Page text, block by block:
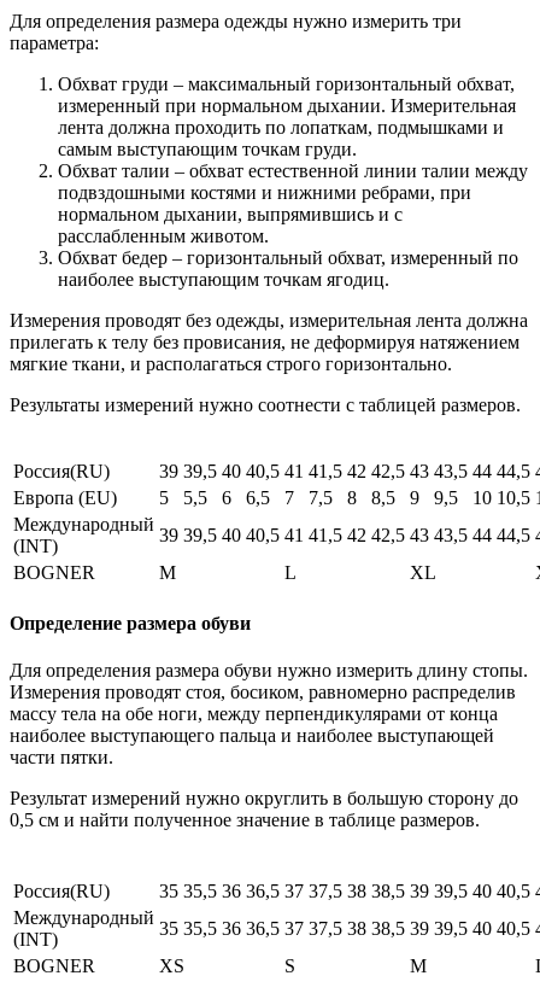
Для определения размера одежды нужно измерить три
параметра:
Обхват груди – максимальный горизонтальный обхват,
измеренный при нормальном дыхании. Измерительная
лента должна проходить по лопаткам, подмышками и
самым выступающим точкам груди.
Обхват талии – обхват естественной линии талии между
подвздошными костями и нижними ребрами, при
нормальном дыхании, выпрямившись и с
расслабленным животом.
Обхват бедер – горизонтальный обхват, измеренный по
наиболее выступающим точкам ягодиц.
Измерения проводят без одежды, измерительная лента должна
прилегать к телу без провисания, не деформируя натяжением
мягкие ткани, и располагаться строго горизонтально.
Результаты измерений нужно соотнести с таблицей размеров.
Россия(RU) 39 39,5 40 40,5 41 41,5 42 42,5 43 43,5 44 44,5
Европа (EU)
5 5,5 6 6,5 7 7,5 8 8,5 9 9,5 10 10,5
Международный
(INT)
39 39,5 40 40,5 41 41,5 42 42,5 43 43,5 44 44,5
BOGNER
M L XL
Определение размера обуви
Для определения размера обуви нужно измерить длину стопы.
Измерения проводят стоя, босиком, равномерно распределив
массу тела на обе ноги, между перпендикулярами от конца
наиболее выступающего пальца и наиболее выступающей
части пятки.
Результат измерений нужно округлить в большую сторону до
0,5 см и найти полученное значение в таблице размеров.
Россия(RU) 35 35,5 36 36,5 37 37,5 38 38,5 39 39,5 40 40,5
Международный
(INT)
35 35,5 36 36,5 37 37,5 38 38,5 39 39,5 40 40,5
BOGNER
XS S M